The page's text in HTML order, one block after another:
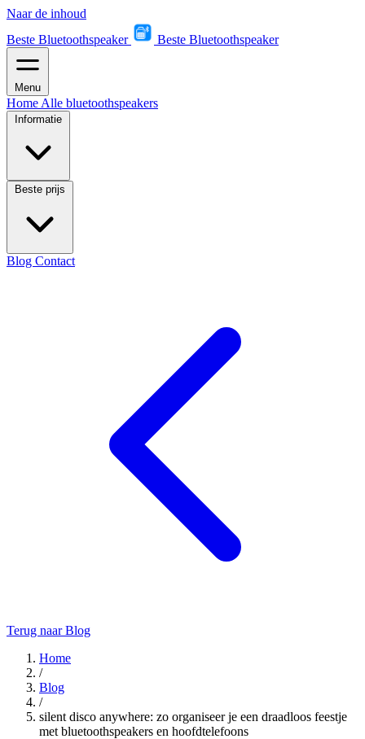
Naar de inhoud
Beste Bluetoothspeaker
Beste Bluetoothspeaker
Menu
Home Alle bluetoothspeakers
Informatie
Beste prijs
Blog Contact
Terug naar Blog
Home
/
Blog
/
silent disco anywhere: zo organiseer je een draadloos feestje
met bluetoothspeakers en hoofdtelefoons